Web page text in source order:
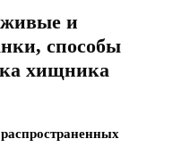
и
способы
хищника